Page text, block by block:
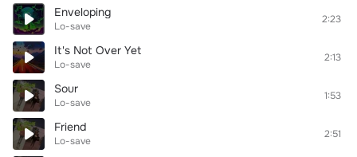
Enveloping
Lo-save
2:23
It's Not Over Yet
Lo-save
2:13
Sour
Lo-save
1:53
Friend
Lo-save
2:51